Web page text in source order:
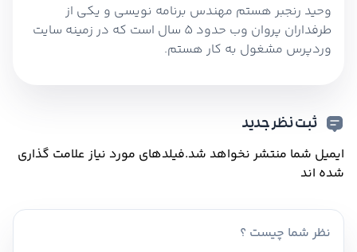
وحید رنجبر هستم مهندس برنامه نویسی و یکی از
طرفداران پروان وب حدود 5 سال است که در زمینه سایت
وردپرس مشغول به کار هستم.
ثبت نظر جدید
ایمیل شما منتشر نخواهد شد.فیلدهای مورد نیاز علامت گذاری
شده اند